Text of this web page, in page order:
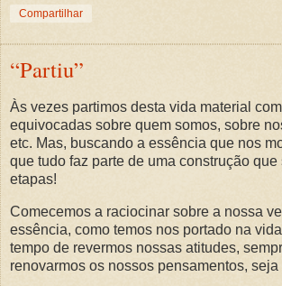
Compartilhar
“Partiu”
Às vezes partimos desta vida material
equivocadas sobre quem somos, sobre
etc. Mas, buscando a essência que nos
que tudo faz parte de uma construção que
etapas!
Comecemos a raciocinar sobre a nossa
essência, como temos nos portado na
tempo de revermos nossas atitudes,
renovarmos os nossos pensamentos,